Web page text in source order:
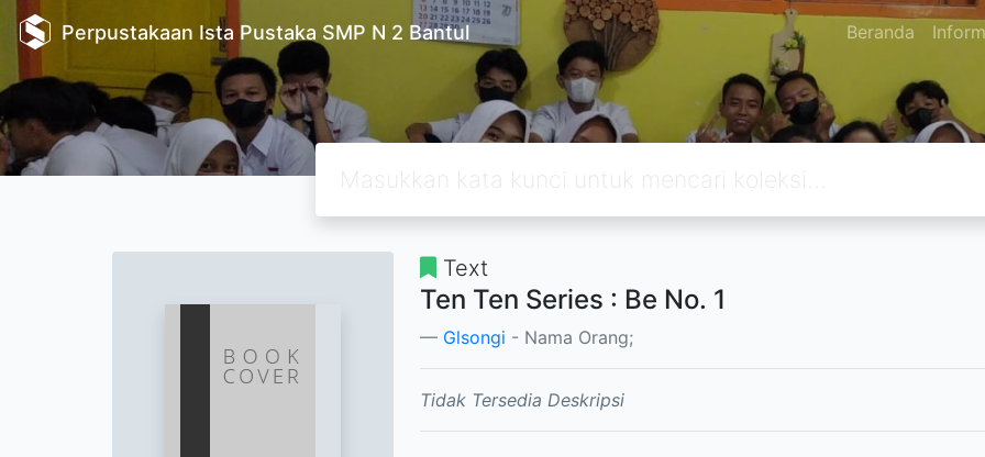
Perpustakaan Ista Pustaka SMP N 2 Bantul Beranda
Text
Ten Ten Series : Be No. 1
Glsongi - Nama Orang;
Tidak Tersedia Deskripsi